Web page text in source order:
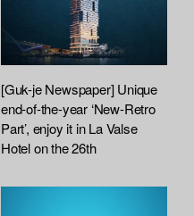
[Guk-je Newspaper] Unique
end-of-the-year ‘New-Retro
Part’, enjoy it in La Valse
Hotel on the 26th